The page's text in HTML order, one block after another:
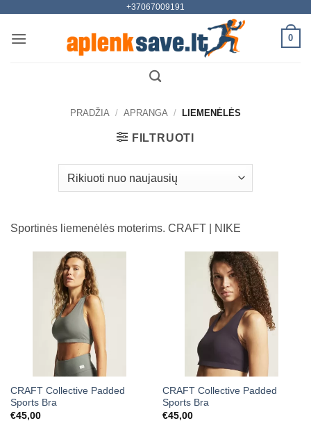
content
+37067009191
0
PRADŽIA / APRANGA / LIEMENĖLĖS
FILTRUOTI
Sportinės liemenėlės moterims. CRAFT | NIKE
CRAFT Collective Padded
Sports Bra
€45,00
CRAFT Collective Padded
Sports Bra
€45,00